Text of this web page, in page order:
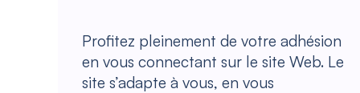
Profitez pleinement de votre adhésion
en vous connectant sur le site Web. Le
site s’adapte à vous, en vous